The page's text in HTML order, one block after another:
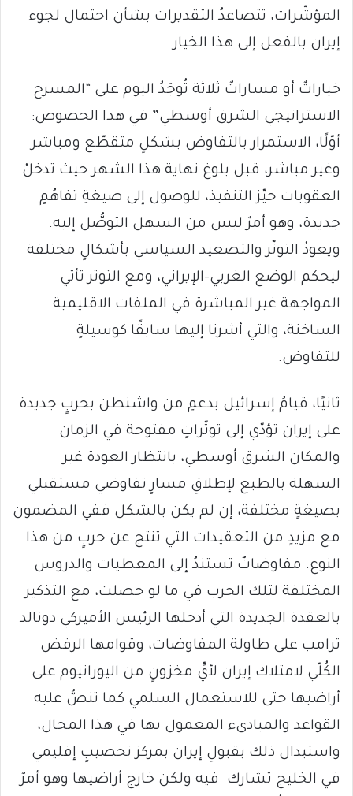
المؤشّرات، تتصاعدُ التقديرات بشأن احتمال لجوء
إيران بالفعل إلى هذا الخيار.
خياراتٌ أو مساراتٌ ثلاثة تُوجَدُ اليوم على “المسرح
الاستراتيجي الشرق أوسطي” في هذا الخصوص:
أوّلًا، الاستمرار بالتفاوض بشكلٍ متقطّع ومباشر
وغير مباشر، قبل بلوغ نهاية هذا الشهر حيث تدخلُ
العقوبات حيّز التنفيذ، للوصول إلى صيغةِ تفاهُمٍ
جديدة، وهو أمرٌ ليس من السهل التوصُّل إليه.
ويعودُ التوتّر والتصعيد السياسي بأشكالٍ مختلفة
ليحكم الوضع الغربي-الإيراني، ومع التوتر تأتي
المواجهة غير المباشرة في الملفات الاقليمية
الساخنة، والتي أشرنا إليها سابقًا كوسيلةٍ
للتفاوض.
ثانيًا، قيامُ إسرائيل بدعمٍ من واشنطن بحربٍ جديدة
على إيران تؤدّي إلى توتّراتٍ مفتوحة في الزمان
والمكان الشرق أوسطي، بانتظار العودة غير
السهلة بالطبع لإطلاقِ مسارٍ تفاوضي مستقبلي
بصيغةٍ مختلفة، إن لم يكن بالشكل ففي المضمون
مع مزيدٍ من التعقيدات التي تنتج عن حربٍ من هذا
النوع. مفاوضاتٌ تستندُ إلى المعطيات والدروس
المختلفة لتلك الحرب في ما لو حصلت، مع التذكير
بالعقدة الجديدة التي أدخلها الرئيس الأميركي دونالد
ترامب على طاولة المفاوضات، وقوامها الرفض
الكُلّي لامتلاك إيران لأيِّ مخزونٍ من اليورانيوم على
أراضيها حتى للاستعمال السلمي كما تنصُّ عليه
القواعد والمبادىء المعمول بها في هذا المجال،
واستبدال ذلك بقبولِ إيران بمركز تخصيبٍ إقليمي
في الخليج تشارك فيه ولكن خارج أراضيها وهو أمرٌ